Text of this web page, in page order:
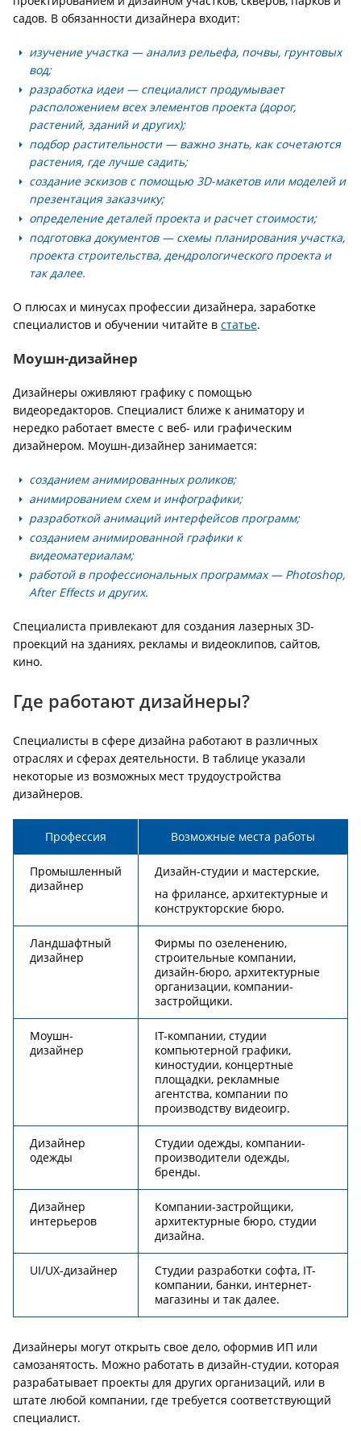
садов. В обязанности дизайнера входит:
изучение участка — анализ рельефа, почвы, грунтовых
вод;
разработка идеи — специалист продумывает
расположением всех элементов проекта (дорог,
растений, зданий и других);
подбор растительности — важно знать, как сочетаются
растения, где лучше садить;
создание эскизов с помощью 3D-макетов или моделей и
презентация заказчику;
определение деталей проекта и расчет стоимости;
подготовка документов — схемы планирования участка,
проекта строительства, дендрологического проекта и
так далее.
О плюсах и минусах профессии дизайнера, заработке
специалистов и обучении читайте в статье.
Моушн-дизайнер
Дизайнеры оживляют графику с помощью
видеоредакторов. Специалист ближе к аниматору и
нередко работает вместе с веб- или графическим
дизайнером. Моушн-дизайнер занимается:
созданием анимированных роликов;
анимированием схем и инфографики;
разработкой анимаций интерфейсов программ;
созданием анимированной графики к
видеоматериалам;
работой в профессиональных программах — Photoshop,
After Effects и других.
Специалиста привлекают для создания лазерных 3D-
проекций на зданиях, рекламы и видеоклипов, сайтов,
кино.
Где работают дизайнеры?
Специалисты в сфере дизайна работают в различных
отраслях и сферах деятельности. В таблице указали
некоторые из возможных мест трудоустройства
дизайнеров.
Профессия Возможные места работы
Промышленный
дизайнер
Дизайн-студии и мастерские,
на фрилансе, архитектурные и
конструкторские бюро.
Ландшафтный
дизайнер
Фирмы по озеленению,
строительные компании,
дизайн-бюро, архитектурные
организации, компании-
застройщики.
Моушн-
дизайнер
IT-компании, студии
компьютерной графики,
киностудии, концертные
площадки, рекламные
агентства, компании по
производству видеоигр.
Дизайнер
одежды
Студии одежды, компании-
производители одежды,
бренды.
Дизайнер
интерьеров
Компании-застройщики,
архитектурные бюро, студии
дизайна.
UI/UX-дизайнер
Студии разработки софта, IT-
компании, банки, интернет-
магазины и так далее.
Дизайнеры могут открыть свое дело, оформив ИП или
самозанятость. Можно работать в дизайн-студии, которая
разрабатывает проекты для других организаций, или в
штате любой компании, где требуется соответствующий
специалист.